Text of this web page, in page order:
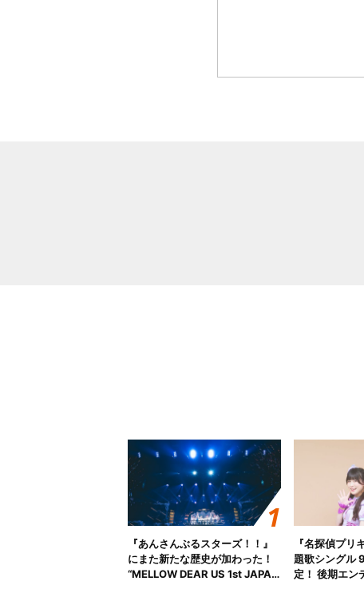
『あんさんぶるスターズ！！』
にまた新たな歴史が加わった！
“MELLOW DEAR US 1st JAPAN
『名探偵プリ
題歌シングル
定！ 後期エン